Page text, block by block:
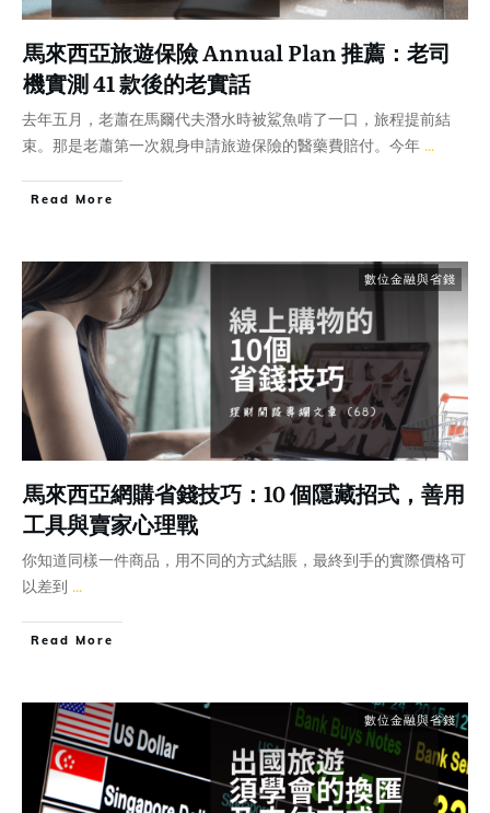
馬來西亞旅遊保險 Annual Plan 推薦：老司
機實測 41 款後的老實話
去年五月，老蕭在馬爾代夫潛水時被鯊魚啃了一口，旅程提前結
束。那是老蕭第一次親身申請旅遊保險的醫藥費賠付。今年 ...
Read More
數位金融與省錢
馬來西亞網購省錢技巧：10 個隱藏招式，善用
工具與賣家心理戰
你知道同樣一件商品，用不同的方式結賬，最終到手的實際價格可
以差到 ...
Read More
數位金融與省錢